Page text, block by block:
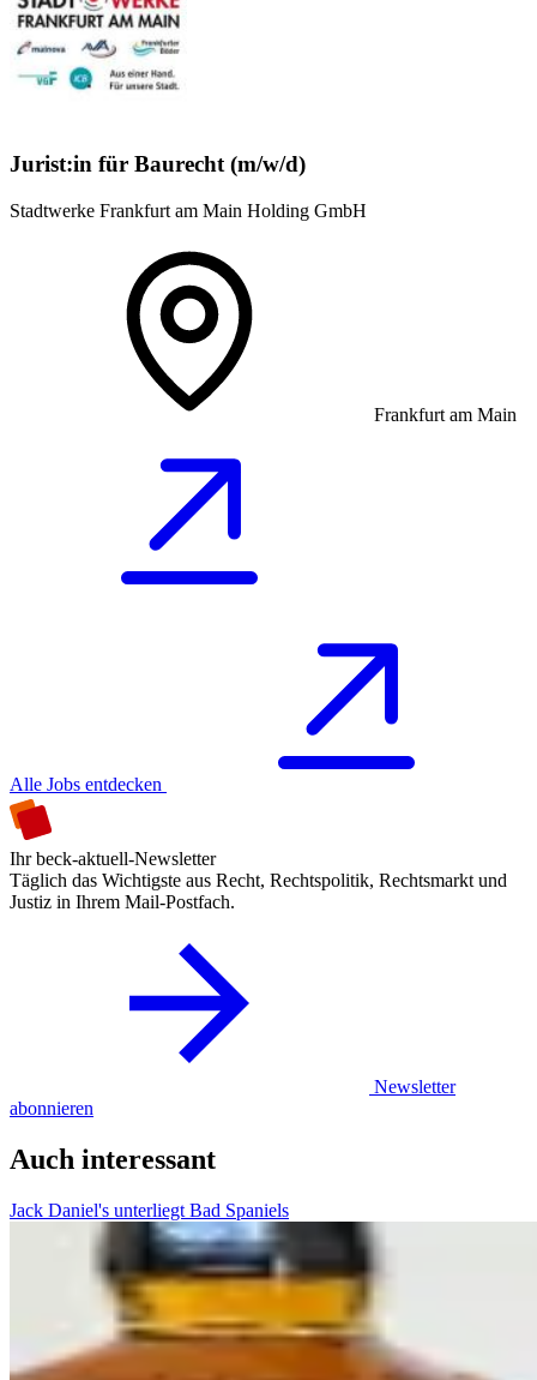
Jurist:in für Baurecht (m/w/d)
Stadtwerke Frankfurt am Main Holding GmbH
Frankfurt am Main
Alle Jobs entdecken
Ihr beck-aktuell-Newsletter
Täglich das Wichtigste aus Recht, Rechtspolitik, Rechtsmarkt und
Justiz in Ihrem Mail-Postfach.
Newsletter
abonnieren
Auch interessant
Jack Daniel's unterliegt Bad Spaniels